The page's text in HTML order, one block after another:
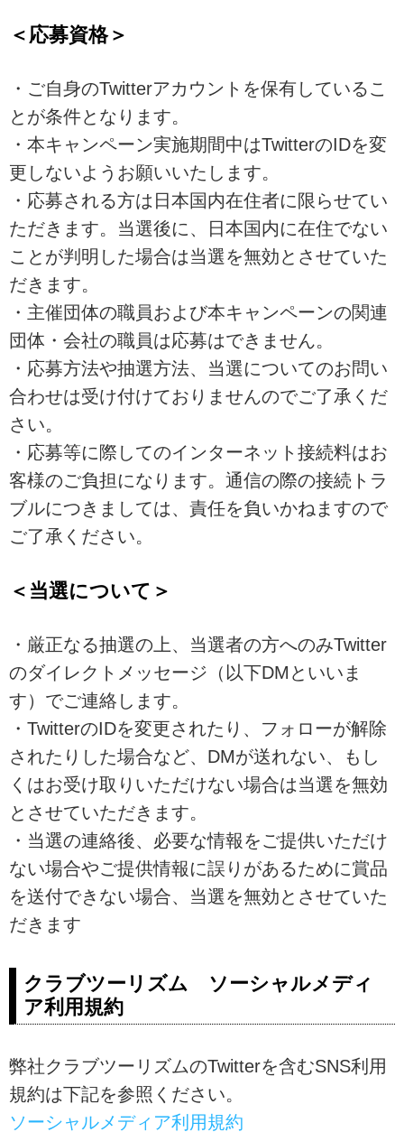
＜応募資格＞
・ご自身のTwitterアカウントを保有しているこ
とが条件となります。
・本キャンペーン実施期間中はTwitterのIDを変
更しないようお願いいたします。
・応募される方は日本国内在住者に限らせてい
ただきます。当選後に、日本国内に在住でない
ことが判明した場合は当選を無効とさせていた
だきます。
・主催団体の職員および本キャンペーンの関連
団体・会社の職員は応募はできません。
・応募方法や抽選方法、当選についてのお問い
合わせは受け付けておりませんのでご了承くだ
さい。
・応募等に際してのインターネット接続料はお
客様のご負担になります。通信の際の接続トラ
ブルにつきましては、責任を負いかねますので
ご了承ください。
＜当選について＞
・厳正なる抽選の上、当選者の方へのみTwitter
のダイレクトメッセージ（以下DMといいま
す）でご連絡します。
・TwitterのIDを変更されたり、フォローが解除
されたりした場合など、DMが送れない、もし
くはお受け取りいただけない場合は当選を無効
とさせていただきます。
・当選の連絡後、必要な情報をご提供いただけ
ない場合やご提供情報に誤りがあるために賞品
を送付できない場合、当選を無効とさせていた
だきます
クラブツーリズム ソーシャルメディ
ア利用規約
弊社クラブツーリズムのTwitterを含むSNS利用
規約は下記を参照ください。
ソーシャルメディア利用規約